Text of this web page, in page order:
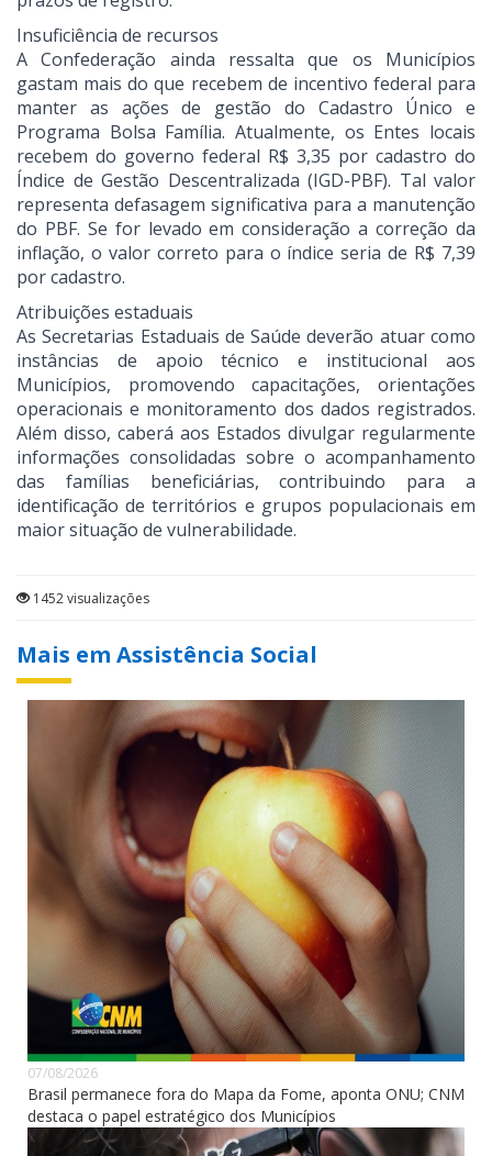
Insuficiência de recursos
A Confederação ainda ressalta que os Municípios
gastam mais do que recebem de incentivo federal para
manter as ações de gestão do Cadastro Único e
Programa Bolsa Família. Atualmente, os Entes locais
recebem do governo federal R$ 3,35 por cadastro do
Índice de Gestão Descentralizada (IGD-PBF). Tal valor
representa defasagem significativa para a manutenção
do PBF. Se for levado em consideração a correção da
inflação, o valor correto para o índice seria de R$ 7,39
por cadastro.
Atribuições estaduais
As Secretarias Estaduais de Saúde deverão atuar como
instâncias de apoio técnico e institucional aos
Municípios, promovendo capacitações, orientações
operacionais e monitoramento dos dados registrados.
Além disso, caberá aos Estados divulgar regularmente
informações consolidadas sobre o acompanhamento
das famílias beneficiárias, contribuindo para a
identificação de territórios e grupos populacionais em
maior situação de vulnerabilidade.
1452 visualizações
Mais em Assistência Social
07/08/2026
Brasil permanece fora do Mapa da Fome, aponta ONU; CNM
destaca o papel estratégico dos Municípios